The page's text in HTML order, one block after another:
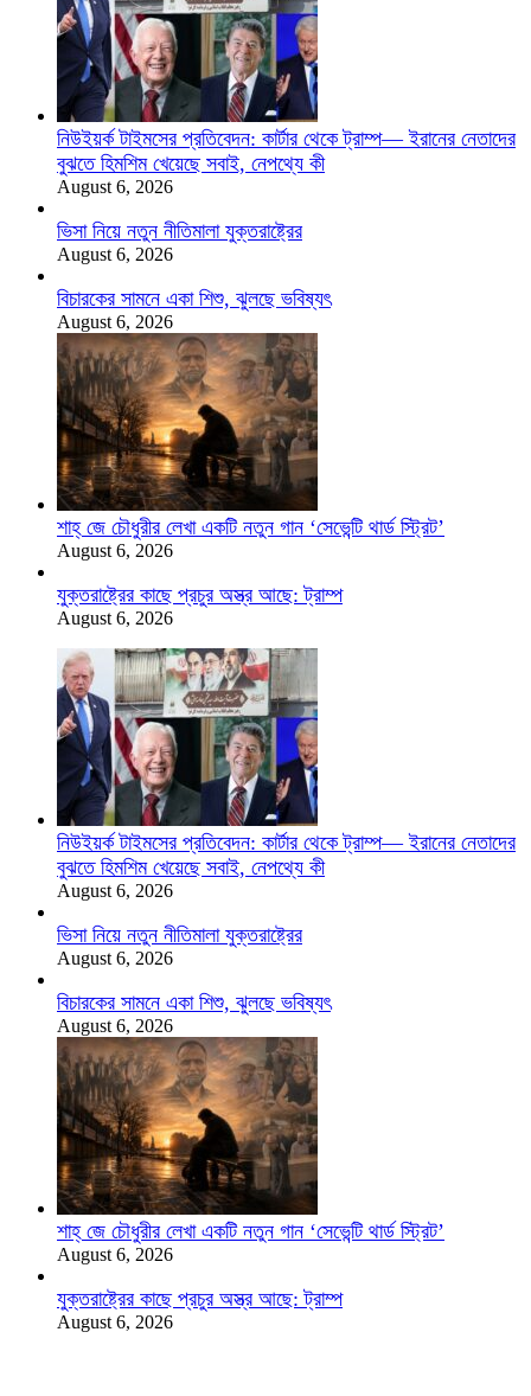
নিউইয়র্ক টাইমসের প্রতিবেদন: কার্টার থেকে ট্রাম্প— ইরানের নেতাদের
বুঝতে হিমশিম খেয়েছে সবাই, নেপথ্যে কী
August 6, 2026
ভিসা নিয়ে নতুন নীতিমালা যুক্তরাষ্ট্রের
August 6, 2026
বিচারকের সামনে একা শিশু, ঝুলছে ভবিষ্যৎ
August 6, 2026
শাহ্‌ জে চৌধুরীর লেখা একটি নতুন গান ‘সেভেন্টি থার্ড স্ট্রিট’
August 6, 2026
যুক্তরাষ্ট্রের কাছে প্রচুর অস্ত্র আছে: ট্রাম্প
August 6, 2026
নিউইয়র্ক টাইমসের প্রতিবেদন: কার্টার থেকে ট্রাম্প— ইরানের নেতাদের
বুঝতে হিমশিম খেয়েছে সবাই, নেপথ্যে কী
August 6, 2026
ভিসা নিয়ে নতুন নীতিমালা যুক্তরাষ্ট্রের
August 6, 2026
বিচারকের সামনে একা শিশু, ঝুলছে ভবিষ্যৎ
August 6, 2026
শাহ্‌ জে চৌধুরীর লেখা একটি নতুন গান ‘সেভেন্টি থার্ড স্ট্রিট’
August 6, 2026
যুক্তরাষ্ট্রের কাছে প্রচুর অস্ত্র আছে: ট্রাম্প
August 6, 2026